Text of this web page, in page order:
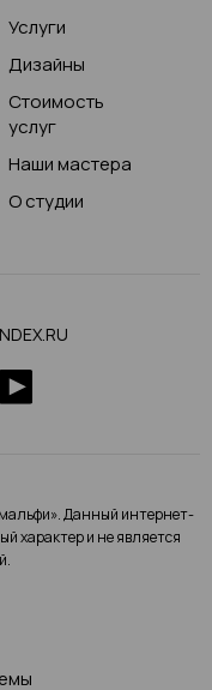
Услуги
Дизайны
Стоимость
услуг
Наши мастера
О студии
Данный интернет-
характер и не является